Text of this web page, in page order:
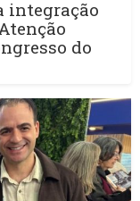
integração
do